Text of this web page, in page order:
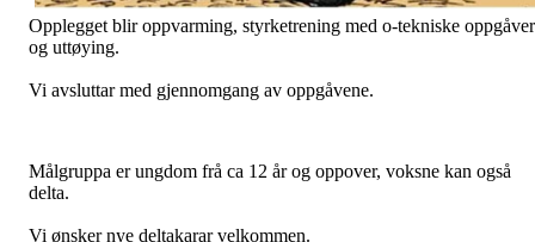
Opplegget blir oppvarming, styrketrening med o-tekniske oppgåver
og uttøying.
Vi avsluttar med gjennomgang av oppgåvene.
Målgruppa er ungdom frå ca 12 år og oppover, voksne kan også
delta.
Vi ønsker nye deltakarar velkommen.